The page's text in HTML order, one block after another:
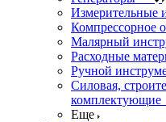
Измерительные
Компрессорное
Малярный
Расходные
Ручной
Силовая,
комплектующие
Еще